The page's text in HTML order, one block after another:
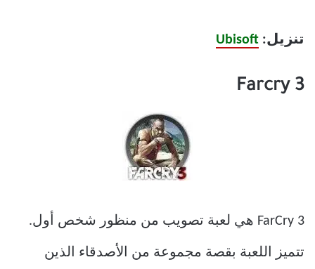
تنزيل: Ubisoft
Farcry 3
FarCry 3 هي لعبة تصويب من منظور شخص أول.
تتميز اللعبة بقصة مجموعة من الأصدقاء الذين